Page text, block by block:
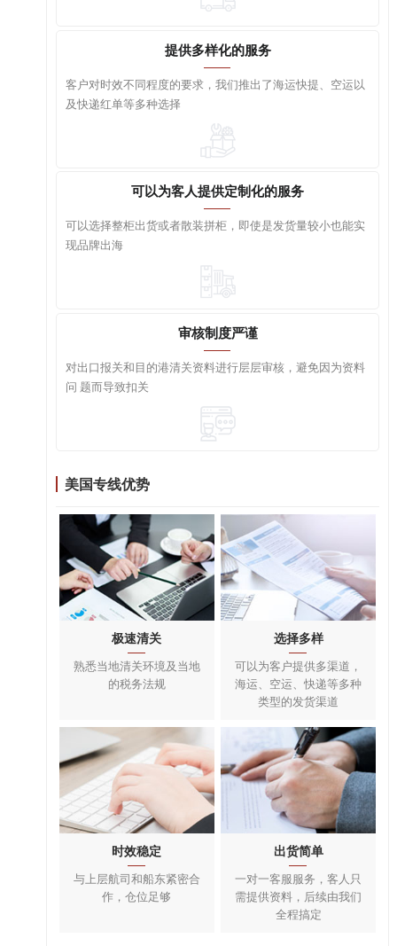
提供多样化的服务
客户对时效不同程度的要求，我们推出了海运快提、空运以
及快递红单等多种选择
可以为客人提供定制化的服务
可以选择整柜出货或者散装拼柜，即使是发货量较小也能实
现品牌出海
审核制度严谨
对出口报关和目的港清关资料进行层层审核，避免因为资料
问 题而导致扣关
美国专线优势
极速清关
熟悉当地清关环境及当地
的税务法规
选择多样
可以为客户提供多渠道，
海运、空运、快递等多种
类型的发货渠道
时效稳定
与上层航司和船东紧密合
作，仓位足够
出货简单
一对一客服服务，客人只
需提供资料，后续由我们
全程搞定